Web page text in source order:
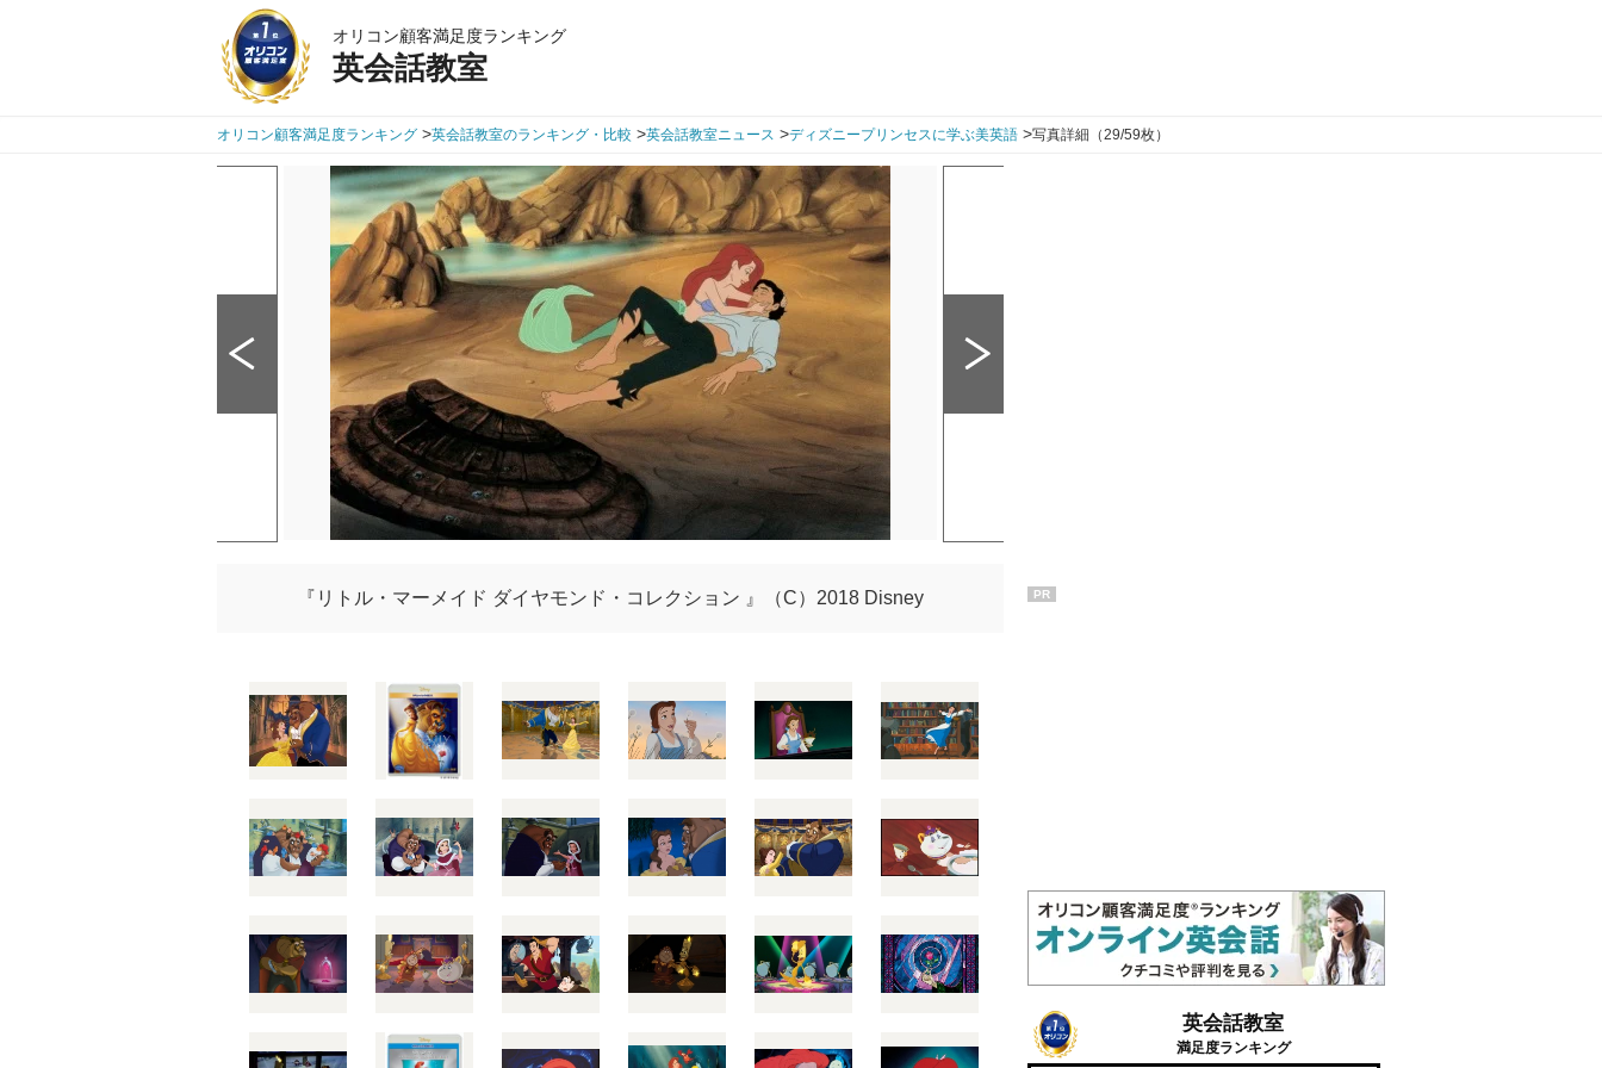
オリコン顧客満足度ランキング
英会話教室
オリコン顧客満足度ランキング >英会話教室のランキング・比較 >英会話教室ニュース >ディズニープリンセスに学ぶ美英語 >写真詳細（29/59枚）
『リトル・マーメイド ダイヤモンド・コレクション 』（C）2018 Disney PR
英会話教室
満足度ランキング